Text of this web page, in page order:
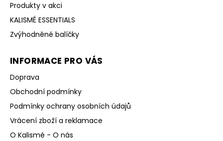
Produkty v akci
KALISMÉ ESSENTIALS
Zvýhodněné balíčky
INFORMACE PRO VÁS
Doprava
Obchodní podmínky
Podmínky ochrany osobních údajů
Vrácení zboží a reklamace
O Kalismé - O nás